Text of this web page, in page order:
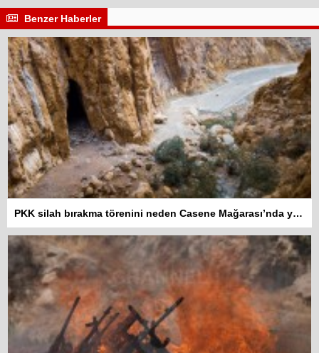
Benzer Haberler
PKK silah bırakma törenini neden Casene Mağarası’nda yaptı?